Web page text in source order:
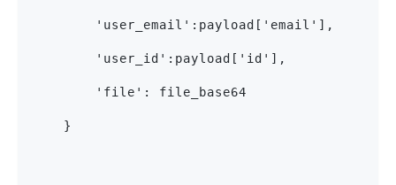
        'user_email':payload['email'],
        'user_id':payload['id'],
        'file': file_base64
    }